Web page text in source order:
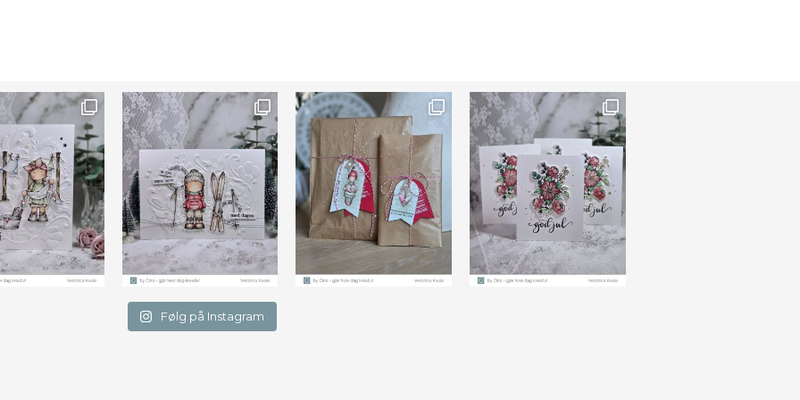
Farge
Følg på Instagram